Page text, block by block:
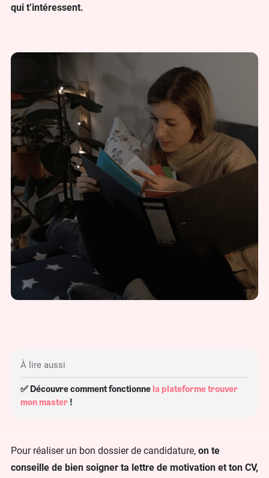
qui t’intéressent.
À lire aussi
✅ Découvre comment fonctionne la plateforme trouver
mon master !
Pour réaliser un bon dossier de candidature, on te
conseille de bien soigner ta lettre de motivation et ton CV,